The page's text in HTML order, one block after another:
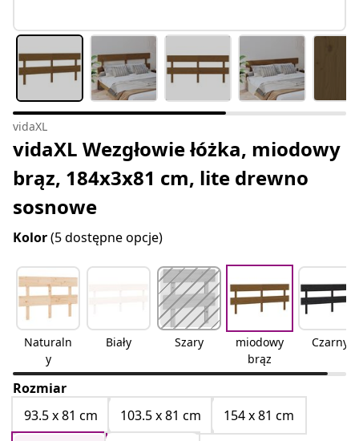
vidaXL
vidaXL Wezgłowie łóżka, miodowy
brąz, 184x3x81 cm, lite drewno
sosnowe
Kolor(5 dostępne opcje)
Naturaln
y
Biały Szary
miodowy
brąz
Czarny
Rozmiar
93.5 x 81 cm
103.5 x 81 cm
154 x 81 cm